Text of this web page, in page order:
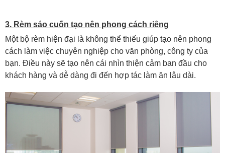
3. Rèm sáo cuốn tạo nên phong cách riêng
Một bộ rèm hiện đại là không thể thiếu giúp tạo nên phong
cách làm việc chuyên nghiệp cho văn phòng, công ty của
bạn. Điều này sẽ tạo nên cái nhìn thiện cảm ban đầu cho
khách hàng và dễ dàng đi đến hợp tác làm ăn lâu dài.